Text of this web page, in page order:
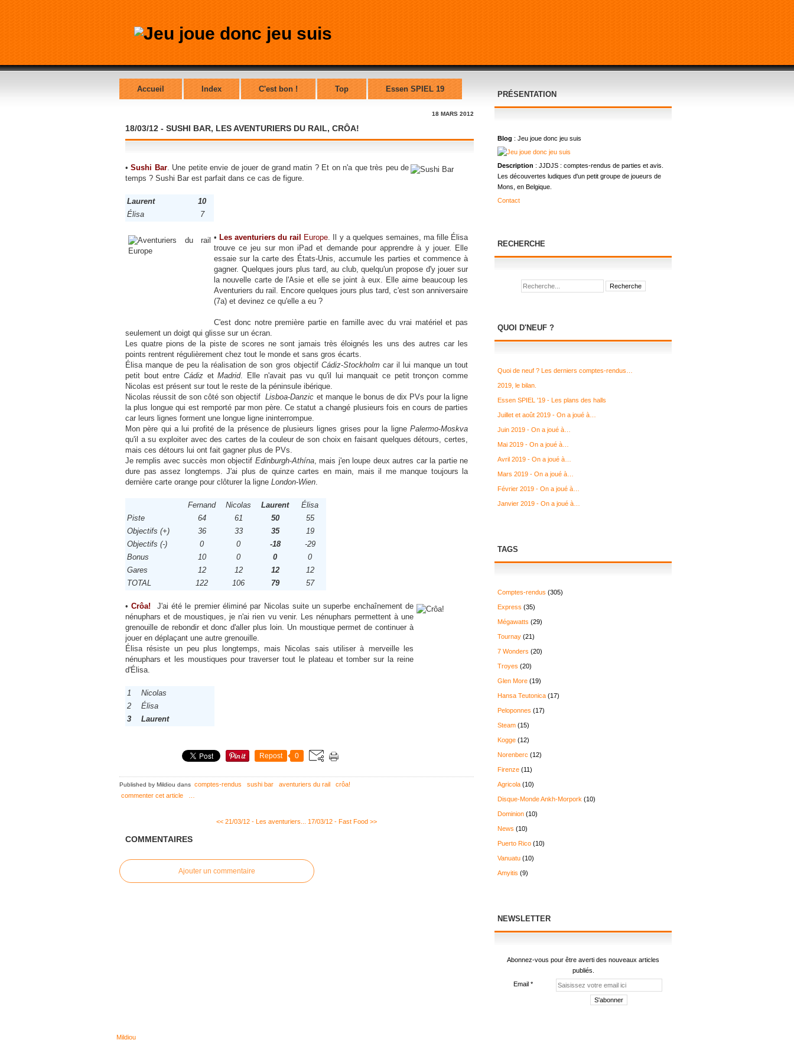
Accueil Index C'est bon ! Top Essen SPIEL 19
18 MARS 2012
18/03/12 - SUSHI BAR, LES AVENTURIERS DU RAIL, CRÔA!
•Sushi Bar. Une petite envie de jouer de grand matin ? Et on n'a que très peu de
temps ? Sushi Bar est parfait dans ce cas de figure.
Laurent
10
Élisa
7
• Les aventuriers du rail Europe. Il y a quelques semaines, ma fille Élisa
trouve ce jeu sur mon iPad et demande pour apprendre à y jouer. Elle
essaie sur la carte des États-Unis, accumule les parties et commence à
gagner. Quelques jours plus tard, au club, quelqu'un propose d'y jouer sur
la nouvelle carte de l'Asie et elle se joint à eux. Elle aime beaucoup les
Aventuriers du rail. Encore quelques jours plus tard, c'est son anniversaire
(7a) et devinez ce qu'elle a eu ?
C'est donc notre première partie en famille avec du vrai matériel et pas
seulement un doigt qui glisse sur un écran.
Les quatre pions de la piste de scores ne sont jamais très éloignés les uns des autres car les
points rentrent régulièrement chez tout le monde et sans gros écarts.
Élisa manque de peu la réalisation de son gros objectif Cádiz-Stockholmcar il lui manque un tout
petit bout entreCádiz etMadrid. Elle n'avait pas vu qu'il lui manquait ce petit tronçon comme
Nicolas est présent sur tout le reste de la péninsule ibérique.
Nicolas réussit de son côté son objectifLisboa-Danzic et manque le bonus de dix PVs pour la ligne
la plus longue qui est remporté par mon père. Ce statut a changé plusieurs fois en cours de parties
car leurs lignes forment une longue ligne ininterrompue.
Mon père qui a lui profité de la présence de plusieurs lignes grises pour la ligne Palermo-Moskva
qu'il a su exploiter avec des cartes de la couleur de son choix en faisant quelques détours, certes,
mais ces détours lui ont fait gagner plus de PVs.
Je remplis avec succès mon objectif Edinburgh-Athína, mais j'en loupe deux autres car la partie ne
dure pas assez longtemps. J'ai plus de quinze cartes en main, mais il me manque toujours la
dernière carte orange pour clôturer la ligne London-Wien.
Fernand Nicolas Laurent
Élisa
Piste
64 61 50
55
Objectifs (+)
36 33 35
19
Objectifs (-)
0 0 -18
-29
Bonus
10 0 0
0
Gares
12 12 12
12
TOTAL
122 106 79 57
•Crôa! J'ai été le premier éliminé par Nicolas suite un superbe enchaînement de
nénuphars et de moustiques, je n'ai rien vu venir. Les nénuphars permettent à une
grenouille de rebondir et donc d'aller plus loin. Un moustique permet de continuer à
jouer en déplaçant une autre grenouille.
Élisa résiste un peu plus longtemps, mais Nicolas sais utiliser à merveille les
nénuphars et les moustiques pour traverser tout le plateau et tomber sur la reine
d'Élisa.
1
Nicolas
2
Élisa
3
Laurent
Repost 0
Published by Mildiou dans comptes-rendus sushi bar aventuriers du rail
crôa!
commenter cet article
<< 21/03/12 - Les aventuriers... 17/03/12 - Fast Food >>
COMMENTAIRES
Ajouter un commentaire
PRÉSENTATION
Blog : Jeu joue donc jeu suis
Description : JJDJS : comptes-rendus de parties et avis.
Les découvertes ludiques d'un petit groupe de joueurs de
Mons, en Belgique.
Contact
RECHERCHE
QUOI D'NEUF ?
Quoi de neuf ? Les derniers comptes-rendus…
2019, le bilan.
Essen SPIEL '19 - Les plans des halls
Juillet et août 2019 - On a joué à…
Juin 2019 - On a joué à…
Mai 2019 - On a joué à…
Avril 2019 - On a joué à…
Mars 2019 - On a joué à…
Février 2019 - On a joué à…
Janvier 2019 - On a joué à…
TAGS
Comptes-rendus (305)
Express (35)
Mégawatts (29)
Tournay (21)
7 Wonders (20)
Troyes (20)
Glen More (19)
Hansa Teutonica (17)
Peloponnes (17)
Steam (15)
Kogge (12)
Norenberc (12)
Firenze (11)
Agricola (10)
Disque-Monde Ankh-Morpork (10)
Dominion (10)
News (10)
Puerto Rico (10)
Vanuatu (10)
Amyitis (9)
NEWSLETTER
Abonnez-vous pour être averti des nouveaux articles
publiés.
Email
Mildiou